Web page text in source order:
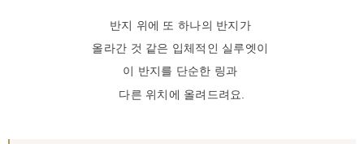
반지 위에 또 하나의 반지가
올라간 것 같은 입체적인 실루엣이
이 반지를 단순한 링과
다른 위치에 올려드려요.